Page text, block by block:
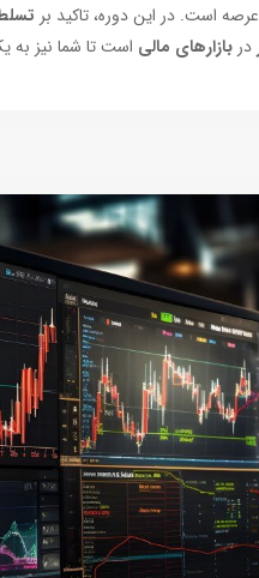
است. در این دوره، تاکید بر
در بازارهای مالی است تا شما نیز به